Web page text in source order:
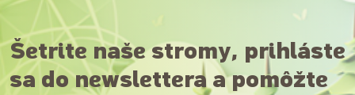
Šetrite naše stromy, prihláste
sa do newslettera a pomôžte